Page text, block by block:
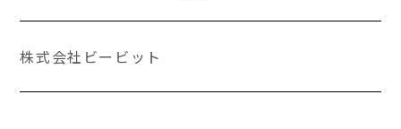
株式会社ビービット